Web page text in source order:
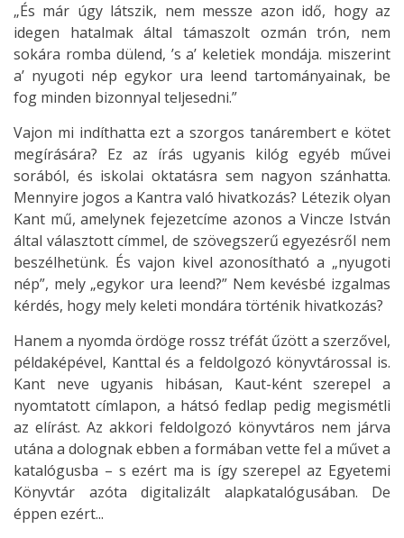
„És már úgy látszik, nem messze azon idő, hogy az
idegen hatalmak által támaszolt ozmán trón, nem
sokára romba dülend, ’s a’ keletiek mondája. miszerint
a’ nyugoti nép egykor ura leend tartományainak, be
fog minden bizonnyal teljesedni.”
Vajon mi indíthatta ezt a szorgos tanárembert e kötet
megírására? Ez az írás ugyanis kilóg egyéb művei
sorából, és iskolai oktatásra sem nagyon szánhatta.
Mennyire jogos a Kantra való hivatkozás? Létezik olyan
Kant mű, amelynek fejezetcíme azonos a Vincze István
által választott címmel, de szövegszerű egyezésről nem
beszélhetünk. És vajon kivel azonosítható a „nyugoti
nép”, mely „egykor ura leend?” Nem kevésbé izgalmas
kérdés, hogy mely keleti mondára történik hivatkozás?
Hanem a nyomda ördöge rossz tréfát űzött a szerzővel,
példaképével, Kanttal és a feldolgozó könyvtárossal is.
Kant neve ugyanis hibásan, Kaut-ként szerepel a
nyomtatott címlapon, a hátsó fedlap pedig megismétli
az elírást. Az akkori feldolgozó könyvtáros nem járva
utána a dolognak ebben a formában vette fel a művet a
katalógusba – s ezért ma is így szerepel az Egyetemi
Könyvtár azóta digitalizált alapkatalógusában. De
éppen ezért...